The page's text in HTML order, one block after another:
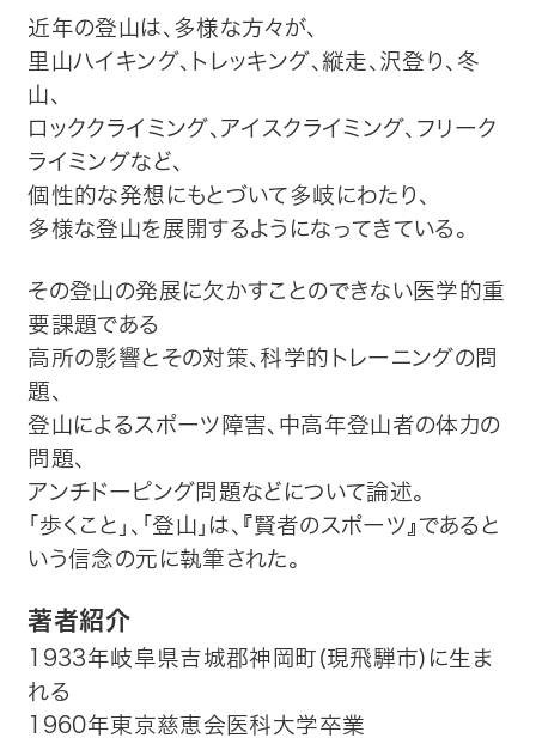
メディア紹介
購入方法
お問い合わせ
画像・文章の使用について
近年の登山は、多様な方々が、
里山ハイキング、トレッキング、縦走、沢登り、冬
山、
ロッククライミング、アイスクライミング、フリーク
ライミングなど、
個性的な発想にもとづいて多岐にわたり、
多様な登山を展開するようになってきている。
その登山の発展に欠かすことのできない医学的重
要課題である
高所の影響とその対策、科学的トレーニングの問
題、
登山によるスポーツ障害、中高年登山者の体力の
問題、
アンチドーピング問題などについて論述。
「歩くこと」、「登山」は、『賢者のスポーツ』であると
いう信念の元に執筆された。
著者紹介
1933年岐阜県吉城郡神岡町(現飛騨市)に生ま
れる
1960年東京慈恵会医科大学卒業